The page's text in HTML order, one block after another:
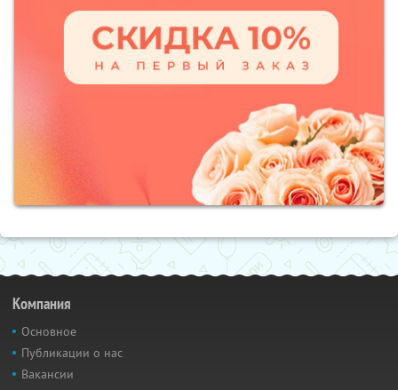
Компания
Основное
Публикации о нас
Вакансии